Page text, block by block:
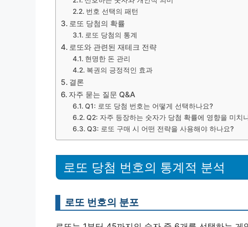
번호 선택의 패턴
로또 당첨의 확률
로또 당첨의 통계
로또와 관련된 재테크 전략
현명한 돈 관리
복권의 긍정적인 효과
결론
자주 묻는 질문 Q&A
Q1: 로또 당첨 번호는 어떻게 선택하나요?
Q2: 자주 등장하는 숫자가 당첨 확률에 영향을 미치
Q3: 로또 구매 시 어떤 전략을 사용해야 하나요?
로또 당첨 번호의 통계적 분석
로또 번호의 분포